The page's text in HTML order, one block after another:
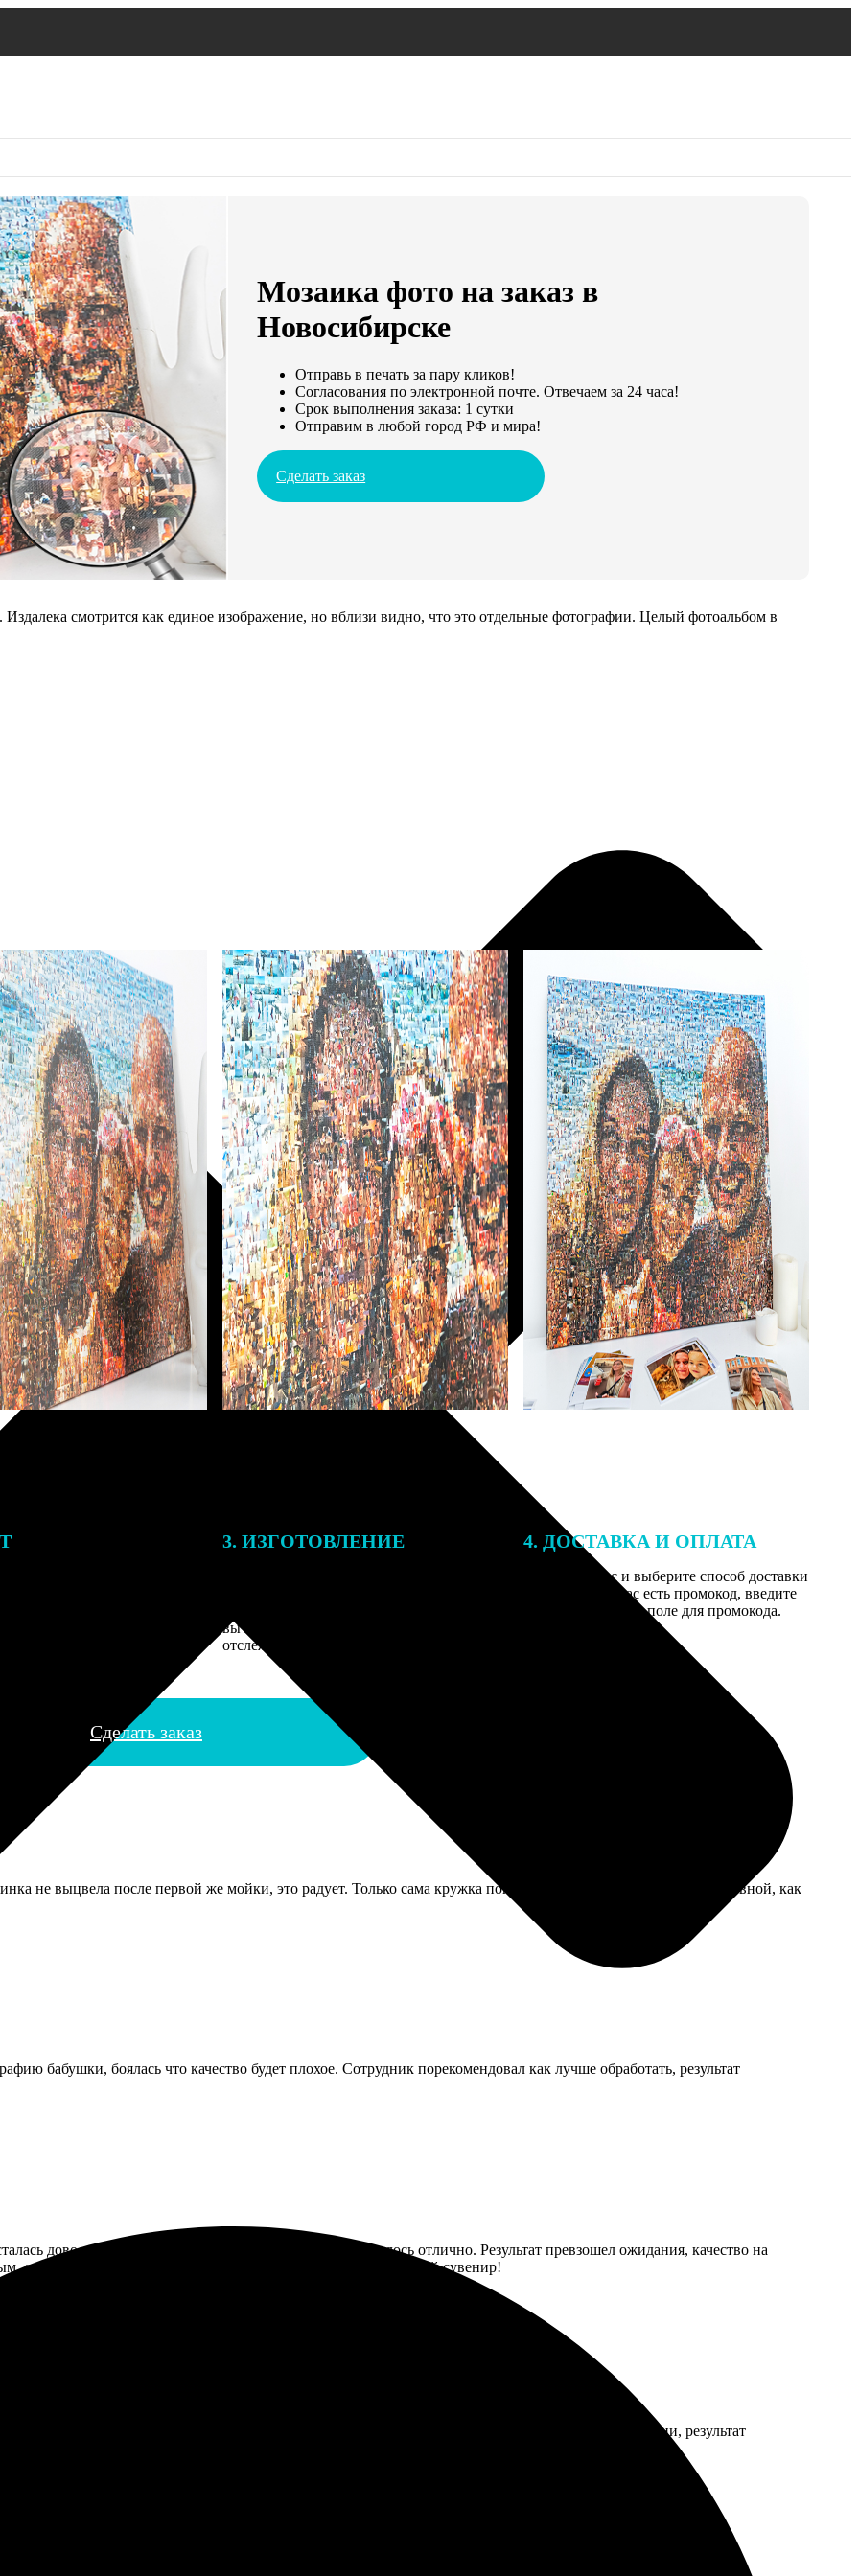
Мозаика фото на заказ в
Новосибирске
Отправь в печать за пару кликов!
Согласования по электронной почте. Отвечаем за 24 часа!
Срок выполнения заказа: 1 сутки
Отправим в любой город РФ и мира!
Сделать заказ
смотрится как единое изображение, но вблизи видно, что это отдельные фотографии. Целый фотоальбом в
3. ИЗГОТОВЛЕНИЕ
вы получите письмо с трек-номером для
отслеживания.
4. ДОСТАВКА И ОПЛАТА
Введите адрес и выберите способ доставки
заказа. Если у вас есть промокод, введите
его в специальное поле для промокода.
Сделать заказ
не выцвела после первой же мойки, это радует. Только сама кружка показалась мне легкой, не такой массивной, как
бабушки, боялась что качество будет плохое. Сотрудник порекомендовал как лучше обработать, результат
довольна. Понравилась быстрая работа, все получилось отлично. Результат превзошел ожидания, качество на
сотрудники помогли на каждом этапе. Теперь есть прекрасный сувенир!
получилась яркой, детали четкие. Доставка в срок - без проблем. Сделали все по инструкции, результат